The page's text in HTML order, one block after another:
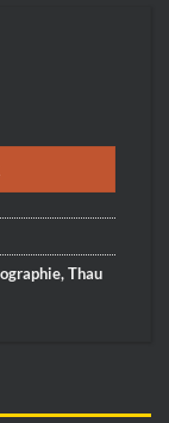
,Thau